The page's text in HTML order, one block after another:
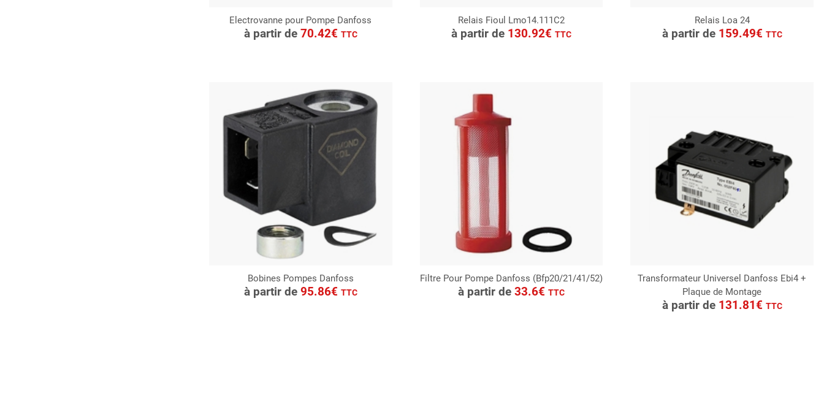
Electrovanne pour Pompe Danfoss
à partir de 70.42€ TTC
CONSULTER
Demande de devis
Relais Fioul Lmo14.111C2
à partir de 130.92€TTC
CONSULTER
Demande de devis
Relais Loa 24
à partir de 159.49€ TTC
CONSULTER
Demande de devis
Bobines Pompes Danfoss
à partir de 95.86€ TTC
CONSULTER
Demande de devis
Filtre Pour Pompe Danfoss (Bfp20/21/41/52)
à partir de33.6€TTC
CONSULTER
Demande de devis
Transformateur Universel Danfoss Ebi4 +
Plaque de Montage
à partir de 131.81€ TTC
CONSULTER
Demande de devis